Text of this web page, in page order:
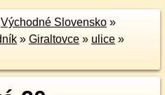
Východné Slovensko »
» Giraltovce » ulice »